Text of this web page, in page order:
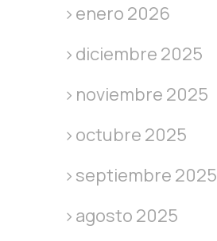
enero 2026
diciembre 2025
noviembre 2025
octubre 2025
septiembre 2025
agosto 2025